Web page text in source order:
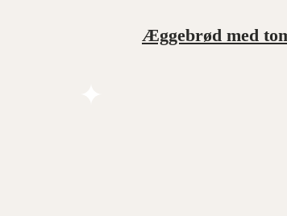
Æggebrød med